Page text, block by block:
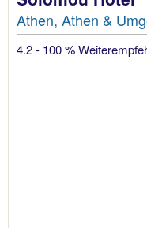
Athen, Athen &
4.2 - 100 %